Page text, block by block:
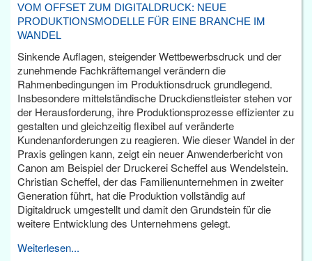
VOM OFFSET ZUM DIGITALDRUCK: NEUE
PRODUKTIONSMODELLE FÜR EINE BRANCHE IM
WANDEL
Sinkende Auflagen, steigender Wettbewerbsdruck und der
zunehmende Fachkräftemangel verändern die
Rahmenbedingungen im Produktionsdruck grundlegend.
Insbesondere mittelständische Druckdienstleister stehen vor
der Herausforderung, ihre Produktionsprozesse effizienter zu
gestalten und gleichzeitig flexibel auf veränderte
Kundenanforderungen zu reagieren. Wie dieser Wandel in der
Praxis gelingen kann, zeigt ein neuer Anwenderbericht von
Canon am Beispiel der Druckerei Scheffel aus Wendelstein.
Christian Scheffel, der das Familienunternehmen in zweiter
Generation führt, hat die Produktion vollständig auf
Digitaldruck umgestellt und damit den Grundstein für die
weitere Entwicklung des Unternehmens gelegt.
Weiterlesen...